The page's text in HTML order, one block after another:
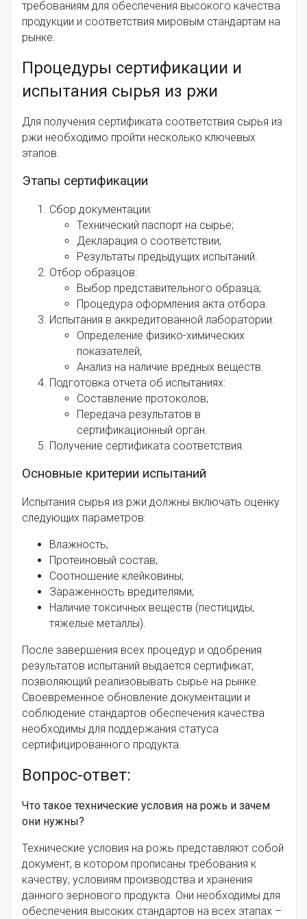
требованиям для обеспечения высокого качества
продукции и соответствия мировым стандартам на
рынке.
Процедуры сертификации и
испытания сырья из ржи
Для получения сертификата соответствия сырья из
ржи необходимо пройти несколько ключевых
этапов.
Этапы сертификации
Сбор документации:
Технический паспорт на сырье;
Декларация о соответствии;
Результаты предыдущих испытаний.
Отбор образцов:
Выбор представительного образца;
Процедура оформления акта отбора.
Испытания в аккредитованной лаборатории:
Определение физико-химических
показателей;
Анализ на наличие вредных веществ.
Подготовка отчета об испытаниях:
Составление протоколов;
Передача результатов в
сертификационный орган.
Получение сертификата соответствия.
Основные критерии испытаний
Испытания сырья из ржи должны включать оценку
следующих параметров:
Влажность;
Протеиновый состав;
Соотношение клейковины;
Зараженность вредителями;
Наличие токсичных веществ (пестициды,
тяжелые металлы).
После завершения всех процедур и одобрения
результатов испытаний выдается сертификат,
позволяющий реализовывать сырье на рынке.
Своевременное обновление документации и
соблюдение стандартов обеспечения качества
необходимы для поддержания статуса
сертифицированного продукта.
Вопрос-ответ:
Что такое технические условия на рожь и зачем
они нужны?
Технические условия на рожь представляют собой
документ, в котором прописаны требования к
качеству, условиям производства и хранения
данного зернового продукта. Они необходимы для
обеспечения высоких стандартов на всех этапах –